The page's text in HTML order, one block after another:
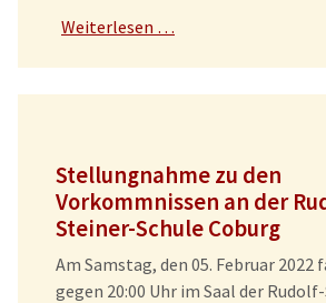
Weiterlesen …
Stellungnahme zu den
Vorkommnissen an der
Steiner-Schule Coburg
Am Samstag, den 05. Februar 2022
gegen 20:00 Uhr im Saal der Rudolf-